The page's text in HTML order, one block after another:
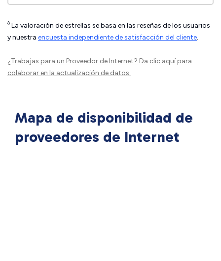
◊ La valoración de estrellas se basa en las reseñas de los usuarios
y nuestra encuesta independiente de satisfacción del cliente.
¿Trabajas para un Proveedor de Internet? Da clic aquípara
colaborar en la actualización de datos.
Mapa de disponibilidad de
proveedores de Internet